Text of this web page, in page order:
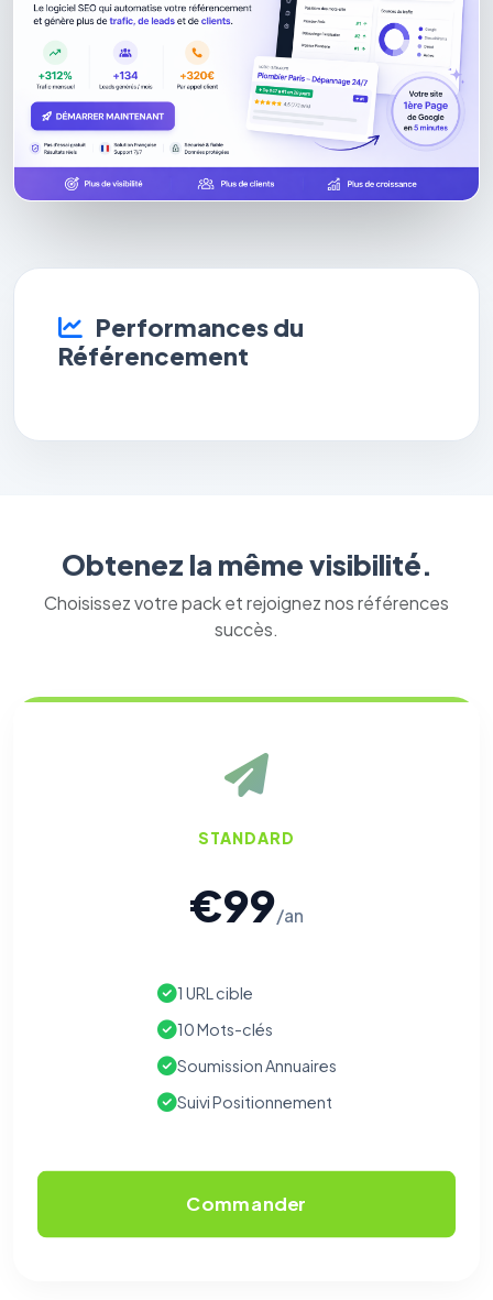
Performances du
Référencement
Obtenez la même visibilité.
Choisissez votre pack et rejoignez nos références
succès.
STANDARD
€99/an
1 URL cible
10 Mots-clés
Soumission Annuaires
Suivi Positionnement
Commander